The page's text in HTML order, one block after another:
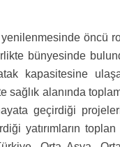
yenilenmesinde öncü
bünyesinde
kapasitesine
sağlık alanında
geçirdiği
yatırımların